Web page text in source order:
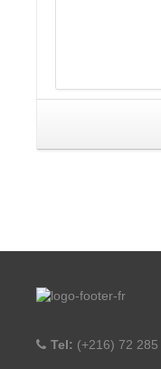
Tel: (+216) 72 285